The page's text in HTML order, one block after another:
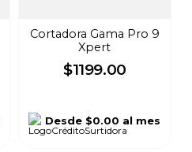
Cortadora Gama Pro 9
Xpert
$1199.00
Desde $0.00 al mes